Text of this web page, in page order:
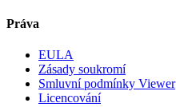
Práva
EULA
Zásady soukromí
Smluvní podmínky Viewer
Licencování